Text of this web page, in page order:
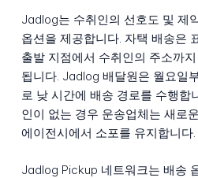
Jadlog는 수취인의 선호도 및 제
옵션을 제공합니다. 자택 배송은
출발 지점에서 수취인의 주소까
됩니다. Jadlog 배달원은 월요일
로 낮 시간에 배송 경로를 수행합
인이 없는 경우 운송업체는 새로
에이전시에서 소포를 유지합니다.
Jadlog Pickup 네트워크는 배송